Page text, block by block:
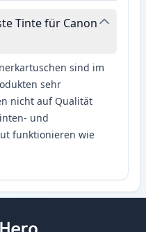
Tinte für Canon
sind im
sehr
nicht auf Qualität
und
funktionieren wie